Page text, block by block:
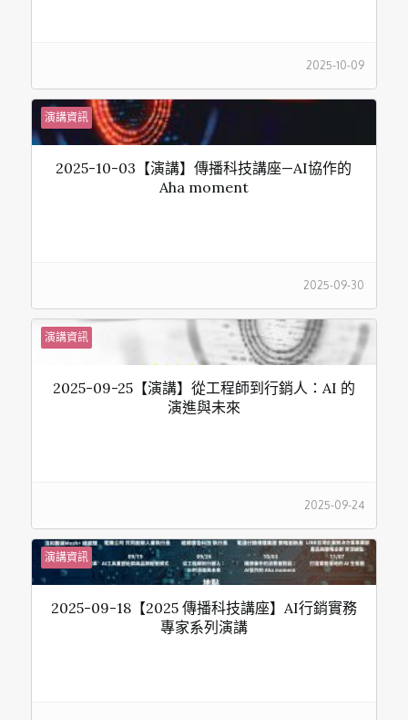
2025-10-09
演講資訊
2025-10-03【演講】傳播科技講座—AI協作的
Aha moment
2025-09-30
演講資訊
2025-09-25【演講】從工程師到行銷人：AI 的
演進與未來
2025-09-24
演講資訊
2025-09-18【2025 傳播科技講座】AI行銷實務
專家系列演講